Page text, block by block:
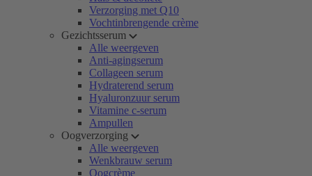
Verzorging met Q10
Vochtinbrengende crème
Gezichtsserum
Alle weergeven
Anti-agingserum
Collageen serum
Hydraterend serum
Hyaluronzuur serum
Vitamine c-serum
Ampullen
Oogverzorging
Alle weergeven
Wenkbrauw serum
Oogcrème